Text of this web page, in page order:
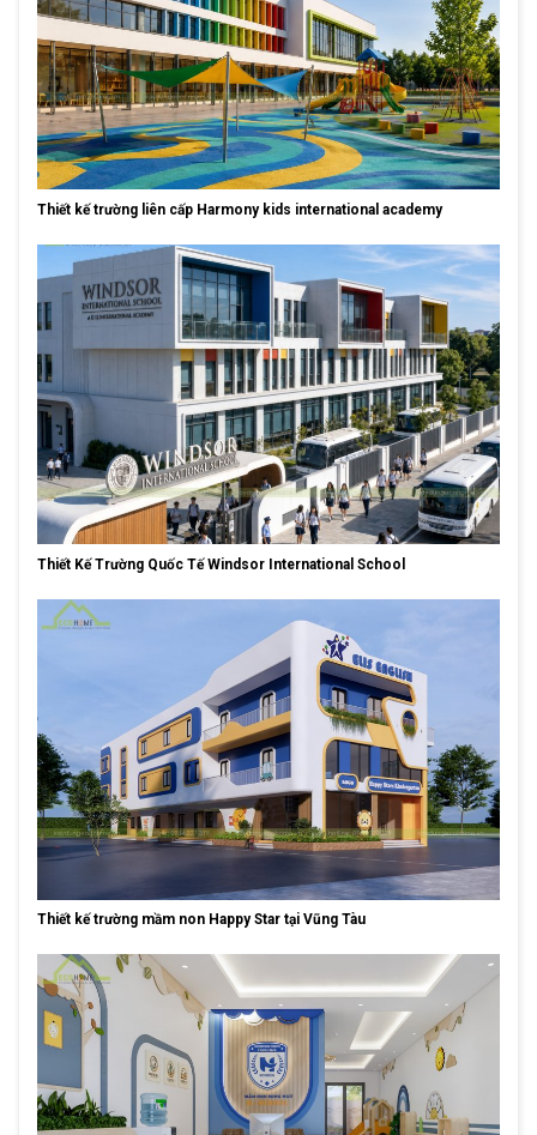
Thiết kế trường liên cấp Harmony kids international academy
Thiết Kế Trường Quốc Tế Windsor International School
Thiết kế trường mầm non Happy Star tại Vũng Tàu